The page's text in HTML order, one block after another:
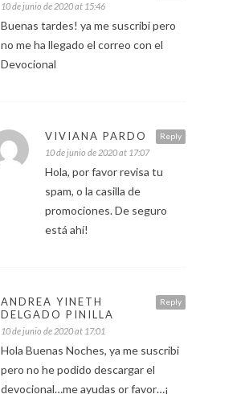
10 de junio de 2020 at 15:46
Buenas tardes! ya me suscribi pero
no me ha llegado el correo con el
Devocional
Reply
VIVIANA PARDO
10 de junio de 2020 at 17:07
Hola, por favor revisa tu
spam, o la casilla de
promociones. De seguro
está ahí!
Reply
ANDREA YINETH
DELGADO PINILLA
10 de junio de 2020 at 17:01
Hola Buenas Noches, ya me suscribi
pero no he podido descargar el
devocional…me ayudas or favor…¡